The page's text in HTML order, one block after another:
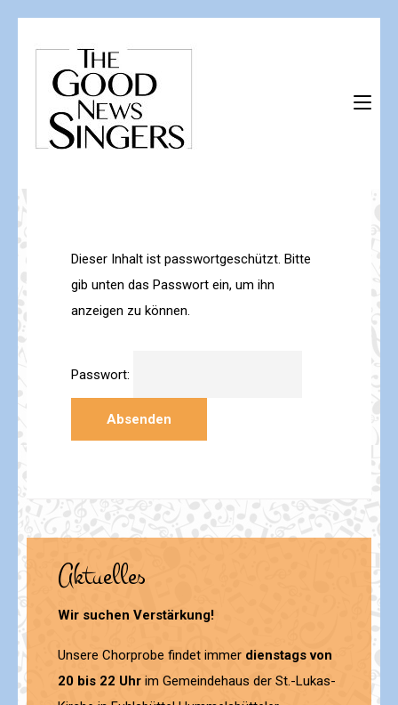
content
The Good News Singers
Dieser Inhalt ist passwortgeschützt. Bitte
gib unten das Passwort ein, um ihn
anzeigen zu können.
Passwort:
Aktuelles
Wir suchen Verstärkung!
Unsere Chorprobe findet immer dienstags von
20 bis 22 Uhr im Gemeindehaus der St.-Lukas-